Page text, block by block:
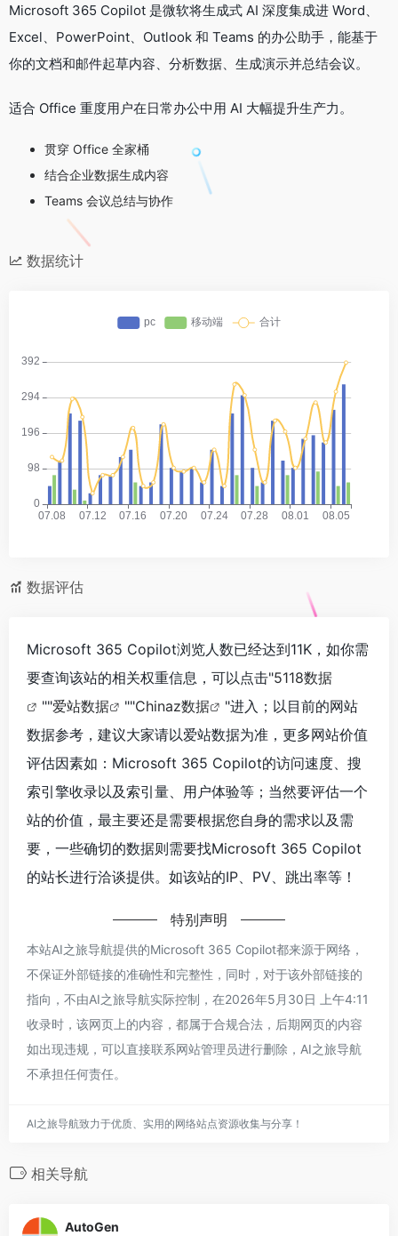
Microsoft 365 Copilot 是微软将生成式 AI 深度集成进 Word、
Excel、PowerPoint、Outlook 和 Teams 的办公助手，能基于
你的文档和邮件起草内容、分析数据、生成演示并总结会议。
适合 Office 重度用户在日常办公中用 AI 大幅提升生产力。
贯穿 Office 全家桶
结合企业数据生成内容
Teams 会议总结与协作
数据统计
数据评估
Microsoft 365 Copilot浏览人数已经达到11K，如你需
要查询该站的相关权重信息，可以点击"5118数据
""爱站数据 ""Chinaz数据
"进入；以目前的网站
数据参考，建议大家请以爱站数据为准，更多网站价值
评估因素如：Microsoft 365 Copilot的访问速度、搜
索引擎收录以及索引量、用户体验等；当然要评估一个
站的价值，最主要还是需要根据您自身的需求以及需
要，一些确切的数据则需要找Microsoft 365 Copilot
的站长进行洽谈提供。如该站的IP、PV、跳出率等！
特别声明
本站AI之旅导航提供的Microsoft 365 Copilot都来源于网络，
不保证外部链接的准确性和完整性，同时，对于该外部链接的
指向，不由AI之旅导航实际控制，在2026年5月30日 上午4:11
收录时，该网页上的内容，都属于合规合法，后期网页的内容
如出现违规，可以直接联系网站管理员进行删除，AI之旅导航
不承担任何责任。
AI之旅导航致力于优质、实用的网络站点资源收集与分享！
相关导航
AutoGen